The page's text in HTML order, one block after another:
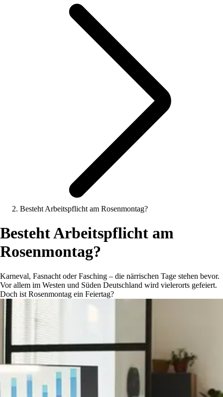
Besteht Arbeitspflicht am Rosenmontag?
Besteht Arbeitspflicht am
Rosenmontag?
Karneval, Fasnacht oder Fasching – die närrischen Tage stehen bevor.
Vor allem im Westen und Süden Deutschland wird vielerorts gefeiert.
Doch ist Rosenmontag ein Feiertag?